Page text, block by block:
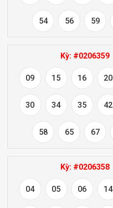
54 56 59
Kỳ: #0206359
09 15 16 20
30 34 35 42
58 65 67
Kỳ: #0206358
04 05 06 14